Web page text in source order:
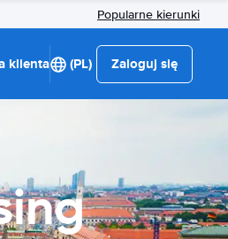
Popularne kierunki
klienta (PL) Zaloguj się